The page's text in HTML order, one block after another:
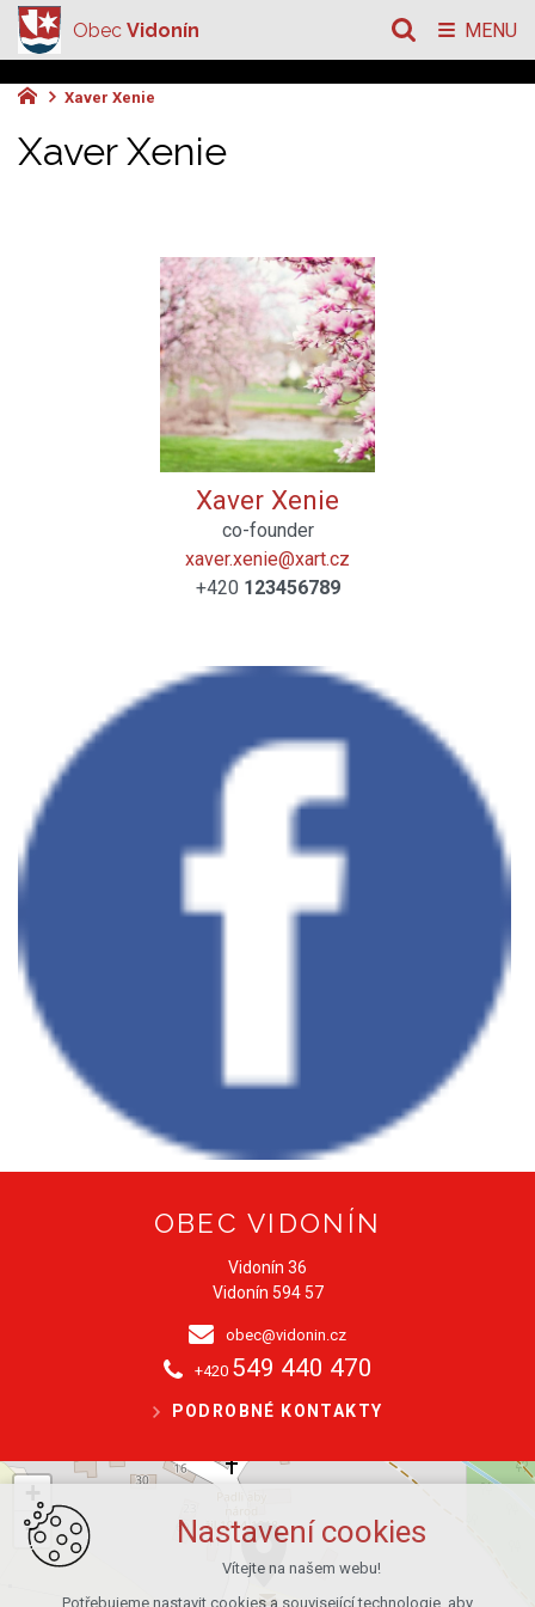
Xaver Xenie
Xaver Xenie
Xaver Xenie
co-founder
xaver.xenie@xart.cz
+420 123456789
OBEC VIDONÍN
Vidonín 36
Vidonín 594 57
obec@vidonin.cz
+420 549 440 470
PODROBNÉ KONTAKTY
−
Obec Vidonín MENU
Nastavení cookies
Vítejte na našem webu!
Potřebujeme nastavit cookies a související technologie, aby